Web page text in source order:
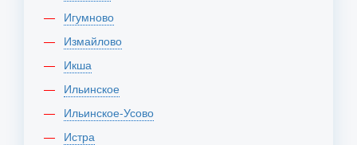
Игумново
Измайлово
Икша
Ильинское
Ильинское-Усово
Истра